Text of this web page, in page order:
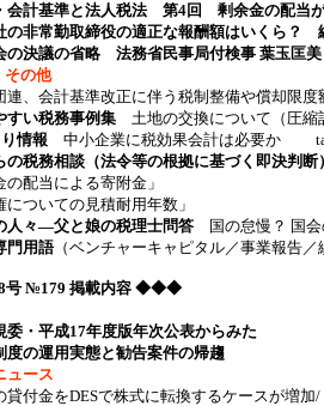
会計基準と法人税法 第4回 剰余金の配当
の非常勤取締役の適正な報酬額はいくら？
の決議の省略 法務省民事局付検事 葉玉匡美
の他
連、会計基準改正に伴う税制整備や償却限
すい税務事例集 土地の交換について（圧
情報 中小企業に税効果会計は必要か
の税務相談（法令等の根拠に基づく即決判断
配当による寄附金」
ついての見積耐用年数」
人々―父と娘の税理士問答 国の怠慢？ 国会
門用語（ベンチャーキャピタル／事業報告／
№179 掲載内容 ◆◆◆
委・平成17年度版年次公表からみた
の運用実態と勧告案件の帰趨
ュース
貸付金をDESで株式に転換するケースが増